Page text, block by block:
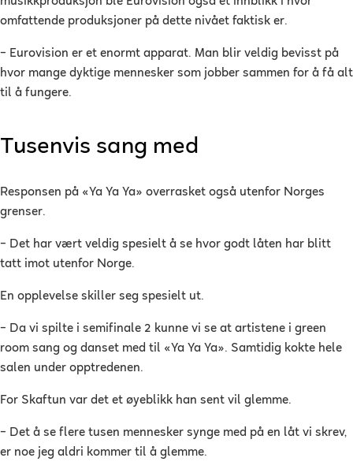
omfattende produksjoner på dette nivået faktisk er.
– Eurovision er et enormt apparat. Man blir veldig bevisst på
hvor mange dyktige mennesker som jobber sammen for å få alt
til å fungere.
Tusenvis sang med
Responsen på «Ya Ya Ya» overrasket også utenfor Norges
grenser.
– Det har vært veldig spesielt å se hvor godt låten har blitt
tatt imot utenfor Norge.
En opplevelse skiller seg spesielt ut.
– Da vi spilte i semifinale 2 kunne vi se at artistene i green
room sang og danset med til «Ya Ya Ya». Samtidig kokte hele
salen under opptredenen.
For Skaftun var det et øyeblikk han sent vil glemme.
– Det å se flere tusen mennesker synge med på en låt vi skrev,
er noe jeg aldri kommer til å glemme.